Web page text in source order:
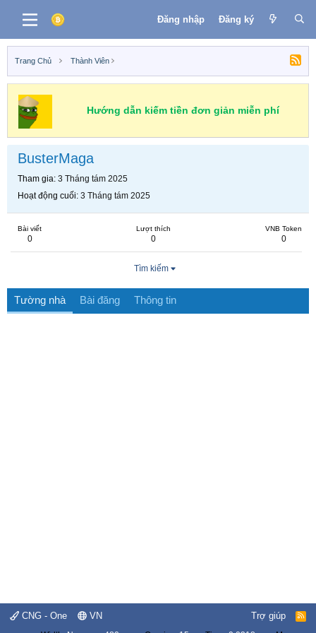
Đăng nhập Đăng ký
Trang Chủ Thành Viên
Hướng dẫn kiếm tiền đơn giản miễn phí
BusterMaga
Tham gia 3 Tháng tám 2025
Hoạt động cuối 3 Tháng tám 2025
Bài viết
0
Lượt thích
0
VNB Token
0
Tìm kiếm
Tường nhà Bài đăng Thông tin
CNG - One VN Trợ giúp
R